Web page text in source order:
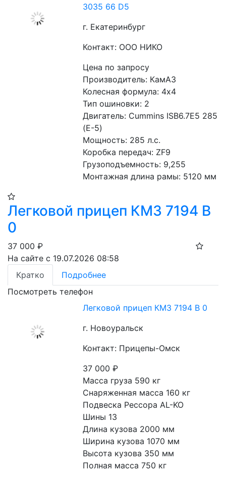
3035 66 D5
г. Екатеринбург
Контакт: ООО НИКО
Цена по запросу
Производитель: КамАЗ
Колесная формула: 4х4
Тип ошиновки: 2
Двигатель: Cummins ISB6.7E5 285
(Е-5)
Мощность: 285 л.с.
Коробка передач: ZF9
Грузоподъемность: 9,255
Монтажная длина рамы: 5120 мм
Легковой прицеп КМЗ 7194 В
0
37 000 ₽
На сайте с 19.07.2026 08:58
Кратко
Подробнее
Посмотреть телефон
Легковой прицеп КМЗ 7194 В 0
г. Новоуральск
Контакт: Прицепы-Омск
37 000₽
Масса груза 590 кг
Снаряженная масса 160 кг
Подвеска Рессора AL-KO
Шины 13
Длина кузова 2000 мм
Ширина кузова 1070 мм
Высота кузова 350 мм
Полная масса 750 кг